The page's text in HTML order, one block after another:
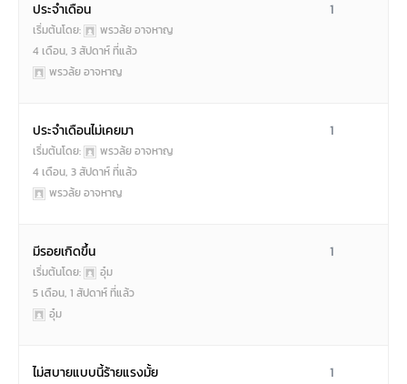
ประจำเดือน
เริ่มต้นโดย: พรวล้ย อาจหาญ
1
4 เดือน, 3 สัปดาห์ ที่แล้ว
พรวล้ย อาจหาญ
ประจำเดือนไม่เคยมา
เริ่มต้นโดย: พรวล้ย อาจหาญ
1
4 เดือน, 3 สัปดาห์ ที่แล้ว
พรวล้ย อาจหาญ
มีรอยเกิดขึ้น
เริ่มต้นโดย: อุ๋ม
1
5 เดือน, 1 สัปดาห์ ที่แล้ว
อุ๋ม
ไม่สบายแบบนี้ร้ายแรงมั้ย 1